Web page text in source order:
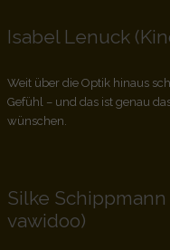
Isabel Lenuck
Weit über die Optik hinaus
Gefühl – und das ist genau
wünschen.
Silke
vawidoo)